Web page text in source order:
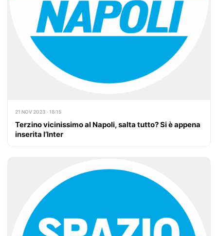
21 NOV 2023 · 18:15
Terzino vicinissimo al Napoli, salta tutto? Si è appena
inserita l’Inter